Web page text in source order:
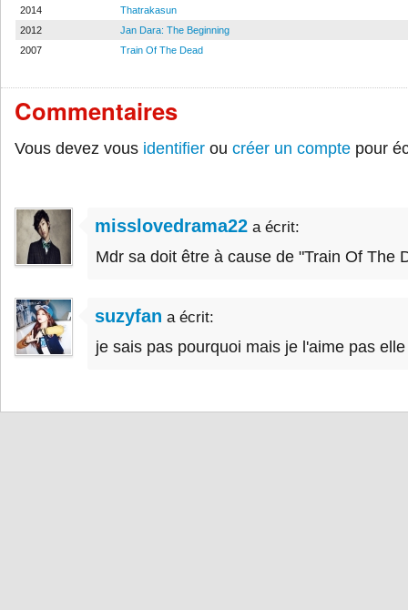
2014
Thatrakasun
2012
Jan Dara: The Beginning
2007
Train Of The Dead
Commentaires
Vous devez vous identifier ou créer un compte pour
misslovedrama22 a écrit:
Mdr sa doit être à cause de "Train Of The
suzyfan a écrit:
je sais pas pourquoi mais je l'aime pas elle